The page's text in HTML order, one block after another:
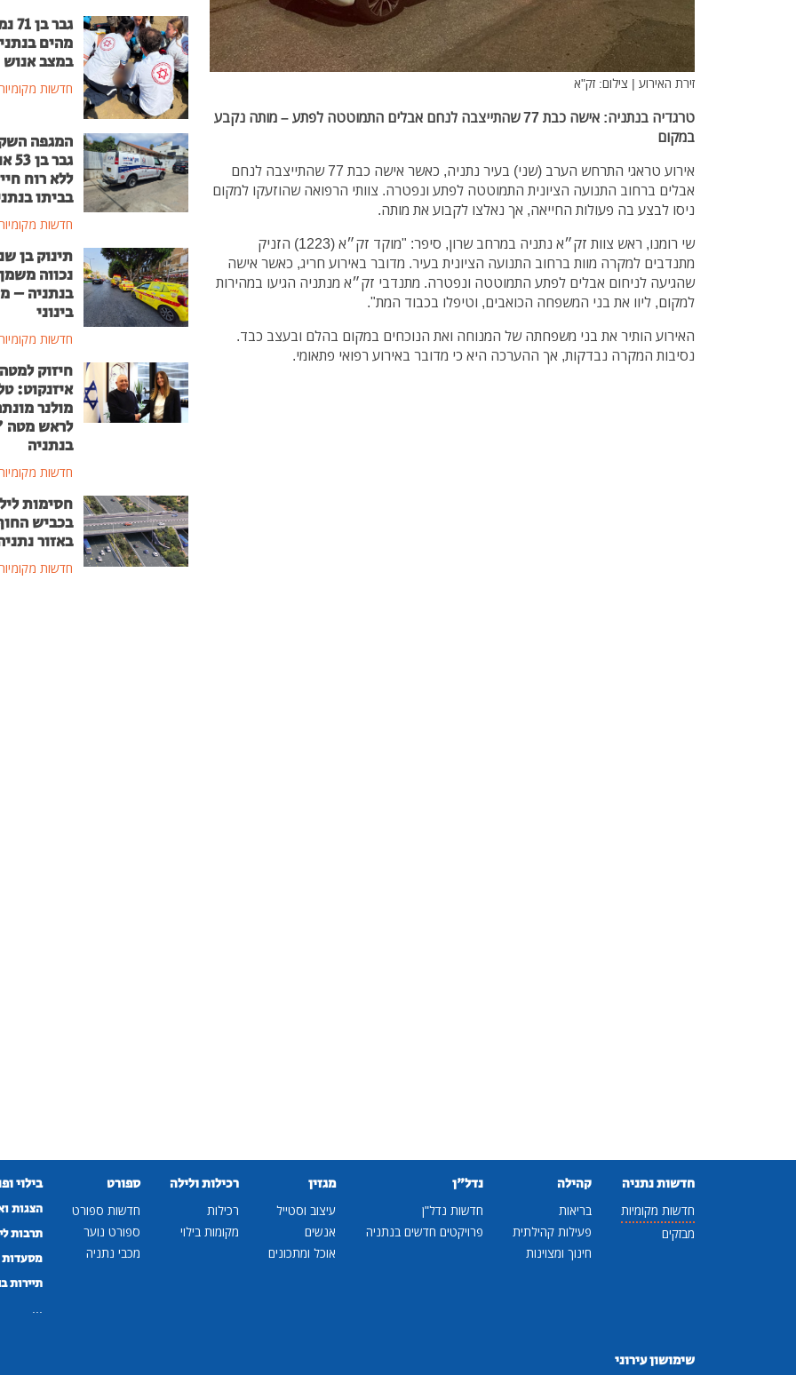
זירת האירוע | צילום: זק"א
טרגדיה בנתניה: אישה כבת 77 שהתייצבה לנחם אבלים התמוטטה לפתע – מותה נקבע
במקום
אירוע טראגי התרחש הערב (שני) בעיר נתניה, כאשר אישה כבת 77 שהתייצבה לנחם
אבלים ברחוב התנועה הציונית התמוטטה לפתע ונפטרה. צוותי הרפואה שהוזעקו למקום
ניסו לבצע בה פעולות החייאה, אך נאלצו לקבוע את מותה.
שי רומנו, ראש צוות זק״א נתניה במרחב שרון, סיפר: "מוקד זק״א (1223) הזניק
מתנדבים למקרה מוות ברחוב התנועה הציונית בעיר. מדובר באירוע חריג, כאשר אישה
שהגיעה לניחום אבלים לפתע התמוטטה ונפטרה. מתנדבי זק״א מנתניה הגיעו במהירות
למקום, ליוו את בני המשפחה הכואבים, וטיפלו בכבוד המת".
האירוע הותיר את בני משפחתה של המנוחה ואת הנוכחים במקום בהלם ובעצב כבד.
נסיבות המקרה נבדקות, אך ההערכה היא כי מדובר באירוע רפואי פתאומי.
גבר
מהים
במצב אנוש
חדשות
המגפה
גבר
ללא רוח
בביתו
חדשות
תינוק בן
נכווה
בנתניה –
בינוני
חדשות
חיזוק למטה
איזנקוט:
מולנר
לראש
בנתניה
חדשות
חסימות
בכביש
באזור
חדשות
חדשות נתניה
חדשות מקומיות
מבזקים
קהילה
בריאות
פעילות קהילתית
חינוך ומצוינות
נדל"ן
חדשות נדל"ן
פרויקטים חדשים בנתניה
מגזין
עיצוב וסטייל
אנשים
אוכל ומתכונים
רכילות ולילה
רכילות
מקומות בילוי
ספורט
חדשות ספורט
ספורט נוער
מכבי נתניה
בילוי
הצגות
תרבות
מסעדות
תיירות
שימושון עירוני